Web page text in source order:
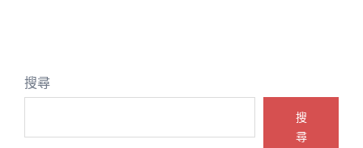
搜尋
搜
尋